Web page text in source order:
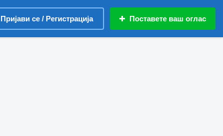
Пријави се / Регистрација Поставете ваш оглас